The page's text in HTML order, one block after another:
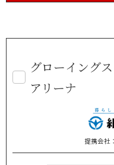
グローイング
アリーナ
提携会社：